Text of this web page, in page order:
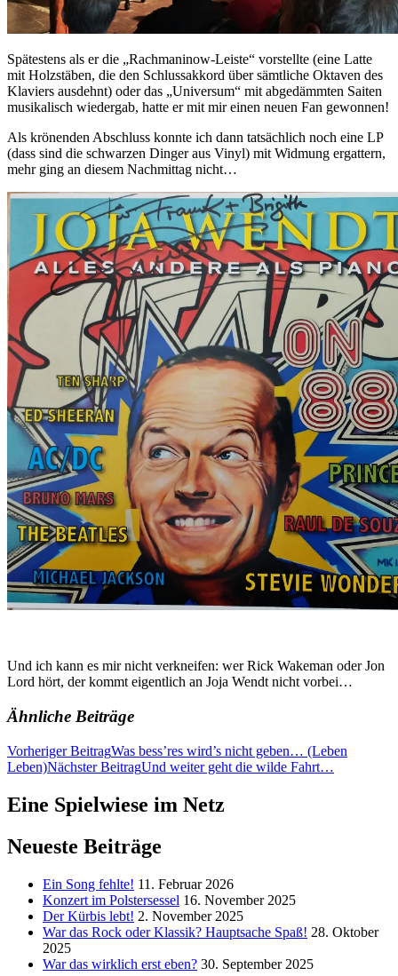
Spätestens als er die „Rachmaninow-Leiste“ vorstellte (eine Latte
mit Holzstäben, die den Schlussakkord über sämtliche Oktaven des
Klaviers ausdehnt) oder das „Universum“ mit abgedämmten Saiten
musikalisch wiedergab, hatte er mit mir einen neuen Fan gewonnen!
Als krönenden Abschluss konnte ich dann tatsächlich noch eine LP
(dass sind die schwarzen Dinger aus Vinyl) mit Widmung ergattern,
mehr ging an diesem Nachmittag nicht…
Und ich kann es mir nicht verkneifen: wer Rick Wakeman oder Jon
Lord hört, der kommt eigentlich an Joja Wendt nicht vorbei…
Ähnliche Beiträge
Beitragsnavigation
Vorheriger BeitragWas bess’res wird’s nicht geben… (Leben
Leben)Nächster BeitragUnd weiter geht die wilde Fahrt…
Eine Spielwiese im Netz
Neueste Beiträge
Ein Song fehlte! 11. Februar 2026
Konzert im Polstersessel 16. November 2025
Der Kürbis lebt! 2. November 2025
War das Rock oder Klassik? Hauptsache Spaß! 28. Oktober
2025
War das wirklich erst eben? 30. September 2025